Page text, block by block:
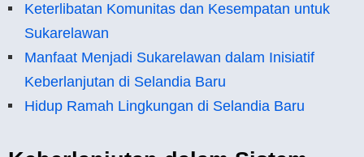
Keterlibatan Komunitas dan Kesempatan untuk
Sukarelawan
Manfaat Menjadi Sukarelawan dalam Inisiatif
Keberlanjutan di Selandia Baru
Hidup Ramah Lingkungan di Selandia Baru